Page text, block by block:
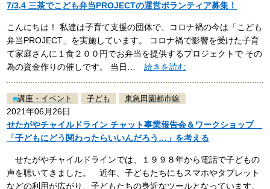
7/3,4 三茶でこども弁当PROJECTの運営ボランティア募集！
こんにちは！ 私達は子育て支援の団体で、コロナ禍の今は「こども
弁当PROJECT」を実施しています。 コロナ禍で影響を受けた子育
て家庭さんに１食２００円でお弁当を提供するプロジェクトで その
為の資金作りの催しです。 当日…続きを読む
■講座・イベント 子ども 東急田園都市線
2021年06月26日
せたがやチャイルドライン チャット事業報告会＆ワークショップ
「子どもにどう関わったらいいんだろう…」を考える
せたがやチャイルドラインでは、１９９８年から電話で子どもの
声を聴いてきました。 近年、子どもたちにもスマホやタブレット
などの利用が広がり、子どもたちの身近なツールとなっています。